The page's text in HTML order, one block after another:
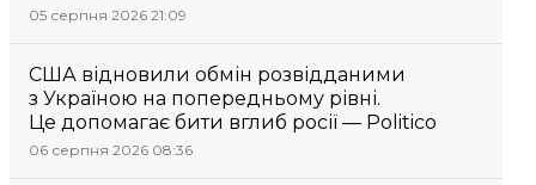
05 серпня 2026 21:09
США відновили обмін розвідданими
з Україною на попередньому рівні.
Це допомагає бити вглиб росії — Politico
06 серпня 2026 08:36